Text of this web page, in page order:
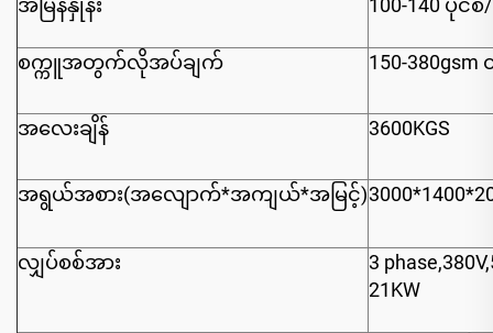
အမြန်နှုန်း 100-140 ပိုင်စီ
စက္ကူအတွက်လိုအပ်ချက် 150-
အလေးချိန် 3600KGS
အရွယ်အစား(အလျောက်*အကျယ်*အမြင့်)
လျှပ်စစ်အား
3
21KW